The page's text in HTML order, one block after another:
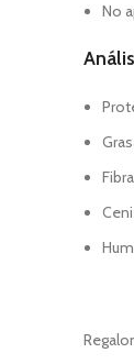
No